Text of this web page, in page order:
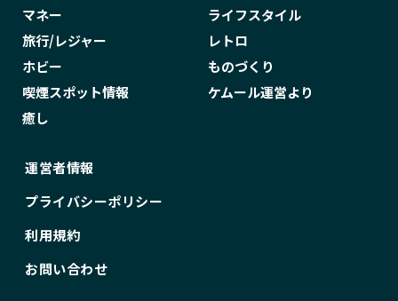
マネー
ライフスタイル
旅行/レジャー
レトロ
ホビー
ものづくり
喫煙スポット情報
ケムール運営より
癒し
運営者情報
プライバシーポリシー
利用規約
お問い合わせ